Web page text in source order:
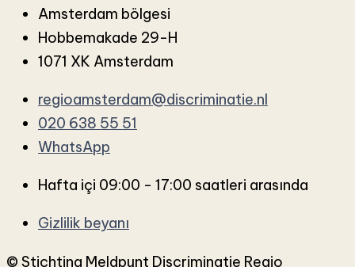
Amsterdam bölgesi
Hobbemakade 29-H
1071 XK Amsterdam
regioamsterdam@discriminatie.nl
020 638 55 51
WhatsApp
Hafta içi 09:00 - 17:00 saatleri arasında
Gizlilik beyanı
© Stichting Meldpunt Discriminatie Regio